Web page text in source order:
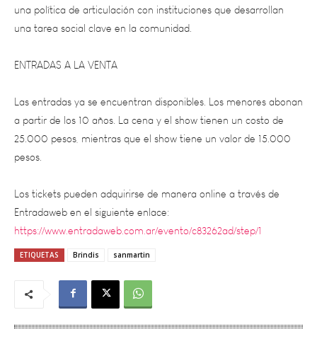
ENTRADAS A LA VENTA
Las entradas ya se encuentran disponibles. Los menores abonan
a partir de los 10 años. La cena y el show tienen un costo de
25.000 pesos, mientras que el show tiene un valor de 15.000
pesos.
Los tickets pueden adquirirse de manera online a través de
Entradaweb en el siguiente enlace:
https://www.entradaweb.com.ar/evento/c83262ad/step/1
ETIQUETAS Brindis sanmartin